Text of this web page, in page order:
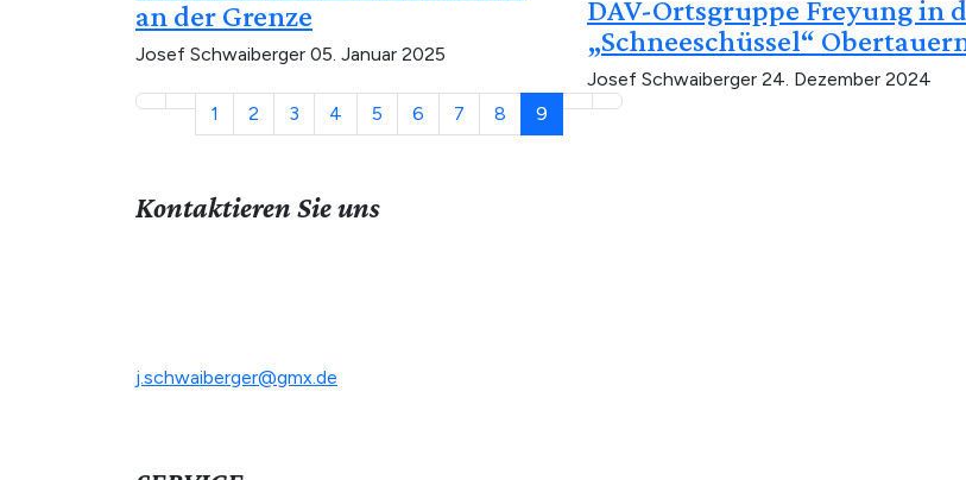
an der Grenze
Josef Schwaiberger 05. Januar 2025
DAV-Ortsgruppe Freyung in
„Schneeschüssel“
Josef Schwaiberger 24. Dezember 2024
1 2 3 4 5 6 7 8 9
Kontaktieren Sie uns
j.schwaiberger@gmx.de